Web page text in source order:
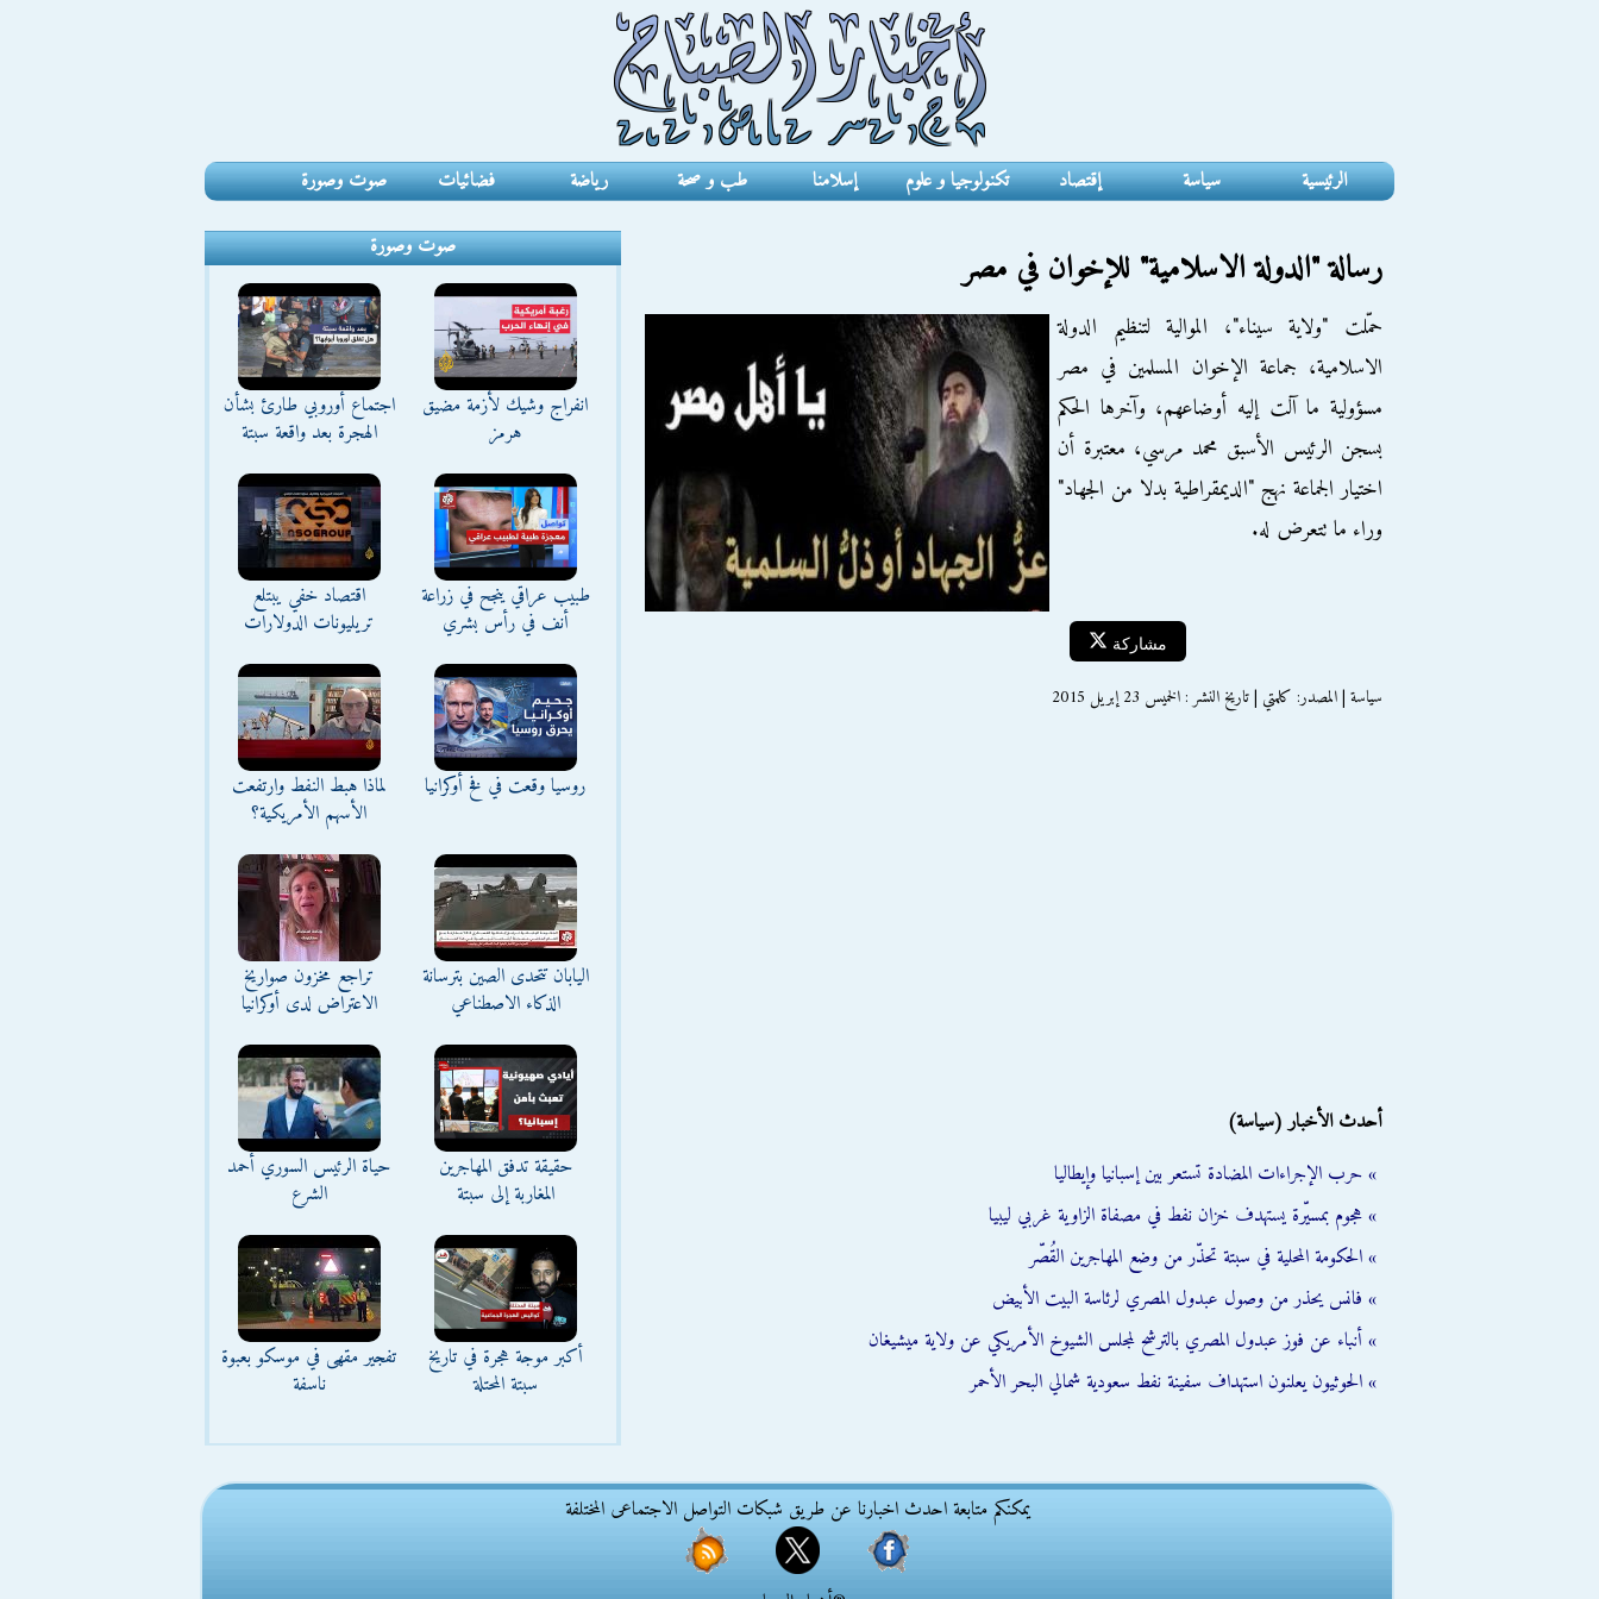
الرئيسية سياسة إقتصاد تكنولوجيا و علوم إسلامنا طب و صحة رياضة فضائيات صوت وصورة
رسالة "الدولة الاسلامية" للإخوان في مصر
حمّلت "ولاية سيناء"، الموالية لتنظيم الدولة
الاسلامية، جماعة الإخوان المسلمين في مصر
مسؤولية ما آلت إليه أوضاعهم، وآخرها الحكم
بسجن الرئيس الأسبق محمد مرسي، معتبرة أن
اختيار الجماعة نهج "الديمقراطية بدلا من الجهاد"
وراء ما تتعرض له.
مشاركة
سياسة | المصدر: كلمتي | تاريخ النشر : الخميس 23 إبريل 2015
أحدث الأخبار (سياسة)
» حرب الإجراءات المضادة تستعر بين إسبانيا وإيطاليا
» هجوم بمسيّرة يستهدف خزان نفط في مصفاة الزاوية غربي ليبيا
» الحكومة المحلية في سبتة تحذّر من وضع المهاجرين القُصّر
» فانس يحذر من وصول عبدول المصري لرئاسة البيت الأبيض
» أنباء عن فوز عبدول المصري بالترشح لمجلس الشيوخ الأمريكي عن ولاية ميشيغان
» الحوثيون يعلنون استهداف سفينة نفط سعودية شمالي البحر الأحمر
صوت وصورة
انفراج وشيك لأزمة مضيق
هرمز
اجتماع أوروبي طارئ بشأن
الهجرة بعد واقعة سبتة
طبيب عراقي ينجح في زراعة
أنف في رأس بشري
اقتصاد خفي يبتلع
تريليونات الدولارات
روسيا وقعت في فخ أوكرانيا
لماذا هبط النفط وارتفعت
الأسهم الأمريكية؟
اليابان تتحدى الصين بترسانة
الذكاء الاصطناعي
تراجع مخزون صواريخ
الاعتراض لدى أوكرانيا
حقيقة تدفق المهاجرين
المغاربة إلى سبتة
حياة الرئيس السوري أحمد
الشرع
أكبر موجة هجرة في تاريخ
سبتة المحتلة
تفجير مقهى في موسكو بعبوة
ناسفة
يمكنكم متابعة احدث اخبارنا عن طريق شبكات التواصل الاجتماعى المختلفة